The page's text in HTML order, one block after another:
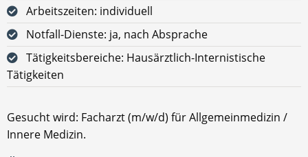
Arbeitszeiten: individuell
Notfall-Dienste: ja, nach Absprache
Tätigkeitsbereiche: Hausärztlich-Internistische
Tätigkeiten
Gesucht wird: Facharzt (m/w/d) für Allgemeinmedizin /
Innere Medizin.